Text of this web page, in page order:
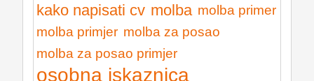
kako napisati cv molba molba primer
molba primjer molba za posao
molba za posao primjer
osobna iskaznica